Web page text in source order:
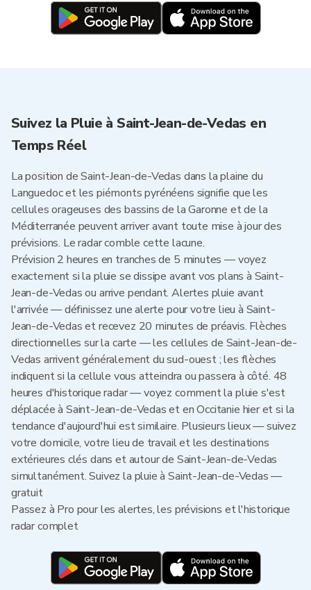
Suivez la Pluie à Saint-Jean-de-Vedas en
Temps Réel
La position de Saint-Jean-de-Vedas dans la plaine du
Languedoc et les piémonts pyrénéens signifie que les
cellules orageuses des bassins de la Garonne et de la
Méditerranée peuvent arriver avant toute mise à jour des
prévisions. Le radar comble cette lacune.
Prévision 2 heures en tranches de 5 minutes — voyez
exactement si la pluie se dissipe avant vos plans à Saint-
Jean-de-Vedas ou arrive pendant. Alertes pluie avant
l'arrivée — définissez une alerte pour votre lieu à Saint-
Jean-de-Vedas et recevez 20 minutes de préavis. Flèches
directionnelles sur la carte — les cellules de Saint-Jean-de-
Vedas arrivent généralement du sud-ouest ; les flèches
indiquent si la cellule vous atteindra ou passera à côté. 48
heures d'historique radar — voyez comment la pluie s'est
déplacée à Saint-Jean-de-Vedas et en Occitanie hier et si la
tendance d'aujourd'hui est similaire. Plusieurs lieux — suivez
votre domicile, votre lieu de travail et les destinations
extérieures clés dans et autour de Saint-Jean-de-Vedas
simultanément. Suivez la pluie à Saint-Jean-de-Vedas —
gratuit
Passez à Pro pour les alertes, les prévisions et l'historique
radar complet